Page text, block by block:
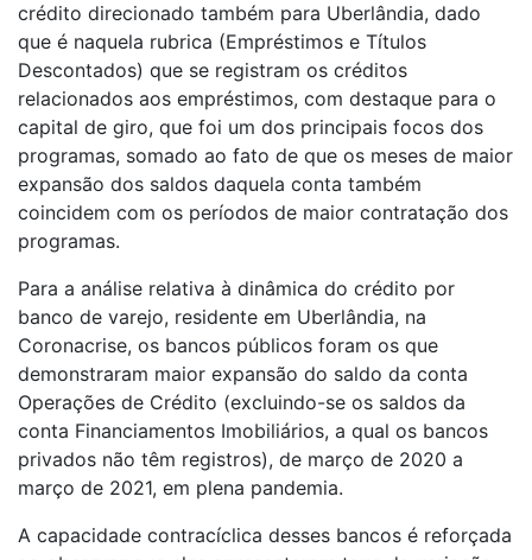
crédito direcionado também para Uberlândia, dado
que é naquela rubrica (Empréstimos e Títulos
Descontados) que se registram os créditos
relacionados aos empréstimos, com destaque para o
capital de giro, que foi um dos principais focos dos
programas, somado ao fato de que os meses de maior
expansão dos saldos daquela conta também
coincidem com os períodos de maior contratação dos
programas.
Para a análise relativa à dinâmica do crédito por
banco de varejo, residente em Uberlândia, na
Coronacrise, os bancos públicos foram os que
demonstraram maior expansão do saldo da conta
Operações de Crédito (excluindo-se os saldos da
conta Financiamentos Imobiliários, a qual os bancos
privados não têm registros), de março de 2020 a
março de 2021, em plena pandemia.
A capacidade contracíclica desses bancos é reforçada